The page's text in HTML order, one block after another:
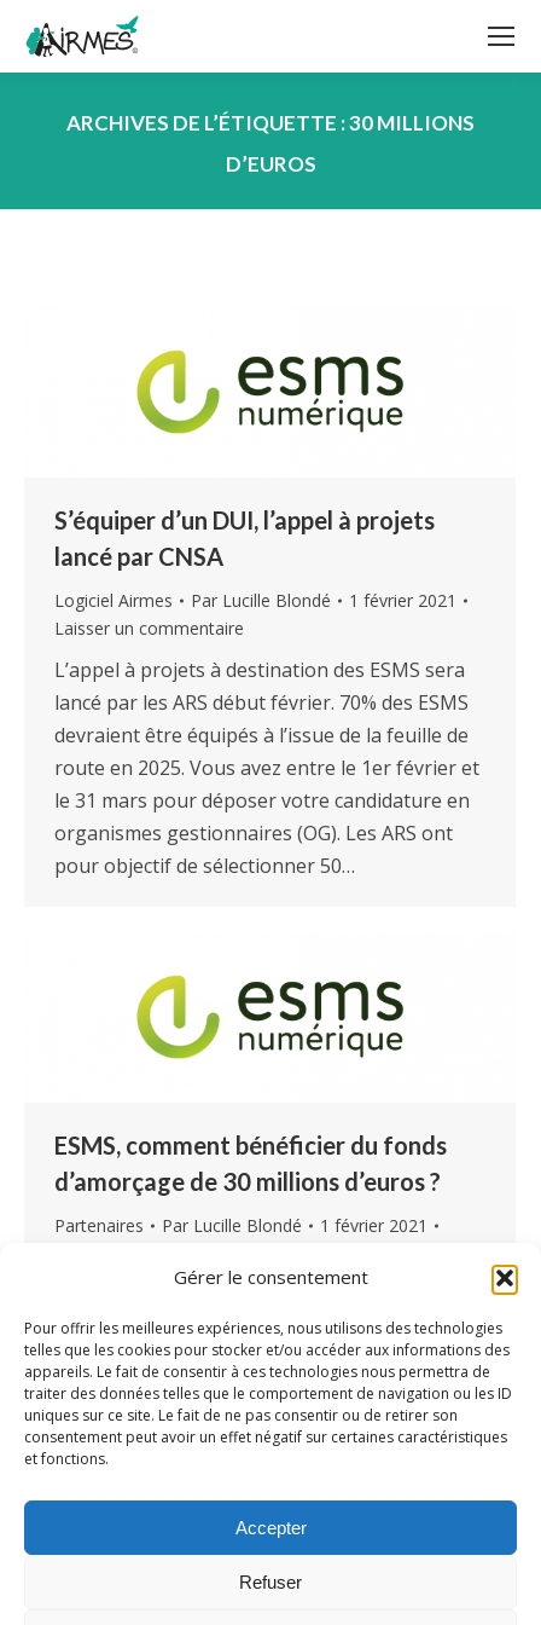
Gérer le consentement
Pour offrir les meilleures expériences, nous utilisons des technologies
telles que les cookies pour stocker et/ou accéder aux informations des
appareils. Le fait de consentir à ces technologies nous permettra de
traiter des données telles que le comportement de navigation ou les ID
uniques sur ce site. Le fait de ne pas consentir ou de retirer son
consentement peut avoir un effet négatif sur certaines caractéristiques
et fonctions.
Accepter
Refuser
ARCHIVES DE L’ÉTIQUETTE :30 MILLIONS
D’EUROS
S’équiper d’un DUI, l’appel à projets
lancé par CNSA
Logiciel Airmes Par Lucille Blondé
1 février 2021
Laisser un commentaire
L’appel à projets à destination des ESMS sera
lancé par les ARS début février. 70% des ESMS
devraient être équipés à l’issue de la feuille de
route en 2025. Vous avez entre le 1er février et
le 31 mars pour déposer votre candidature en
organismes gestionnaires (OG). Les ARS ont
pour objectif de sélectionner 50…
ESMS, comment bénéficier du fonds
d’amorçage de 30 millions d’euros ?
Partenaires Par Lucille Blondé
1 février 2021
vaste concertation avec les Organismes
Gestionnaires (OG) et faire des ESMS les
véritables partenaires du virage du numérique
en santé. La phase d’amorçage entre 2020 et
fin 2022, vise à équiper massivement les
prépare le déploiement généralisé du dossier
usager informatisé…